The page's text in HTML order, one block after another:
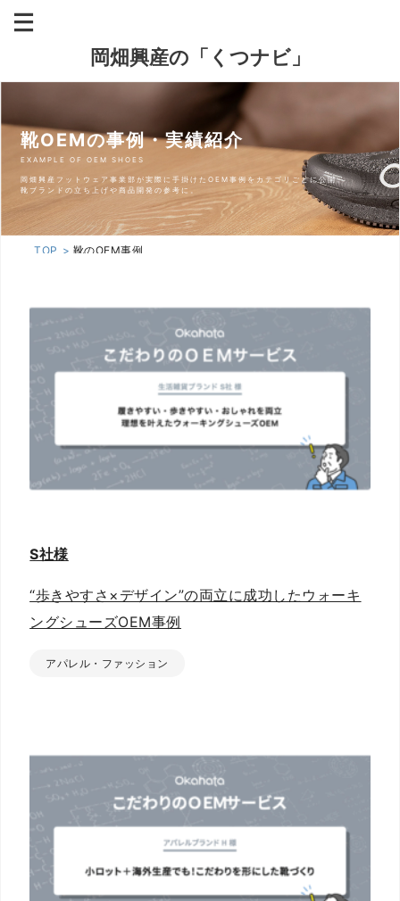
岡畑興産の「くつナビ」
靴OEMの事例・実績紹介
EXAMPLE OF OEM SHOES
岡畑興産フットウェア事業部が実際に手掛けたOEM事例をカテゴリごとに公開。
靴ブランドの立ち上げや商品開発の参考に。
TOP 靴のOEM事例
S社様
“歩きやすさ×デザイン”の両立に成功したウォーキ
ングシューズOEM事例
アパレル・ファッション